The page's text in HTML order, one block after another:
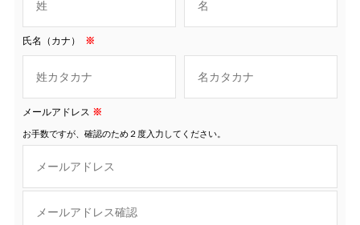
氏名（カナ） ※
メールアドレス ※
お手数ですが、確認のため２度入力してください。